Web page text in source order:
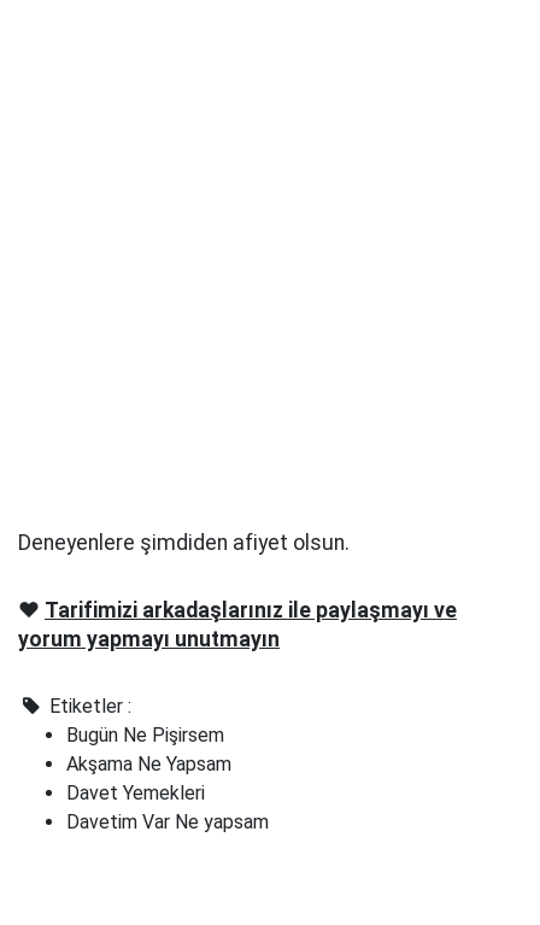
Deneyenlere şimdiden afiyet olsun.
❤️ Tarifimizi arkadaşlarınız ile paylaşmayı ve
yorum yapmayı unutmayın
Etiketler :
Bugün Ne Pişirsem
Akşama Ne Yapsam
Davet Yemekleri
Davetim Var Ne yapsam